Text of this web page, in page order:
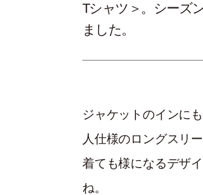
Tシャツ＞。シーズ
ました。
ジャケットのインに
人仕様のロングスリ
着ても様になるデザ
ね。